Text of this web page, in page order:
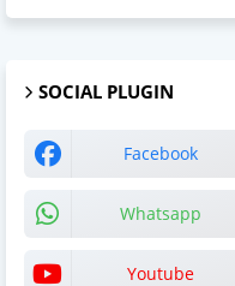
SOCIAL PLUGIN
Facebook
Whatsapp
Youtube